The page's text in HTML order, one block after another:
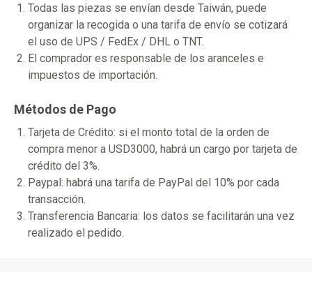
Todas las piezas se envían desde Taiwán, puede
organizar la recogida o una tarifa de envío se cotizará
el uso de UPS / FedEx / DHL o TNT.
El comprador es responsable de los aranceles e
impuestos de importación.
Métodos de Pago
Tarjeta de Crédito: si el monto total de la orden de
compra menor a USD3000, habrá un cargo por tarjeta de
crédito del 3%.
Paypal: habrá una tarifa de PayPal del 10% por cada
transacción.
Transferencia Bancaria: los datos se facilitarán una vez
realizado el pedido.